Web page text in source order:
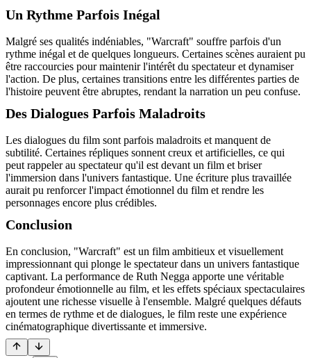
Un Rythme Parfois Inégal
Malgré ses qualités indéniables, "Warcraft" souffre parfois d'un
rythme inégal et de quelques longueurs. Certaines scènes auraient pu
être raccourcies pour maintenir l'intérêt du spectateur et dynamiser
l'action. De plus, certaines transitions entre les différentes parties de
l'histoire peuvent être abruptes, rendant la narration un peu confuse.
Des Dialogues Parfois Maladroits
Les dialogues du film sont parfois maladroits et manquent de
subtilité. Certaines répliques sonnent creux et artificielles, ce qui
peut rappeler au spectateur qu'il est devant un film et briser
l'immersion dans l'univers fantastique. Une écriture plus travaillée
aurait pu renforcer l'impact émotionnel du film et rendre les
personnages encore plus crédibles.
Conclusion
En conclusion, "Warcraft" est un film ambitieux et visuellement
impressionnant qui plonge le spectateur dans un univers fantastique
captivant. La performance de Ruth Negga apporte une véritable
profondeur émotionnelle au film, et les effets spéciaux spectaculaires
ajoutent une richesse visuelle à l'ensemble. Malgré quelques défauts
en termes de rythme et de dialogues, le film reste une expérience
cinématographique divertissante et immersive.